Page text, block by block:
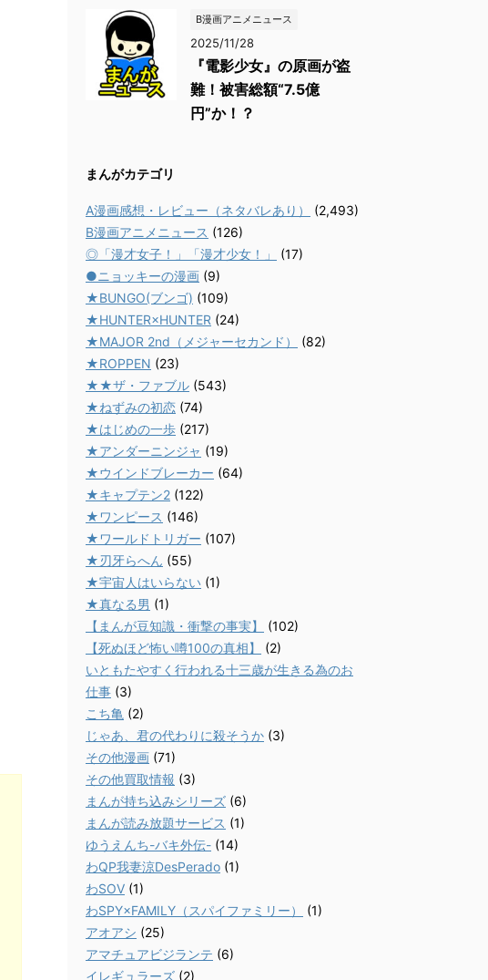
B漫画アニメニュース
2025/11/28
『電影少女』の原画が盗
難！被害総額“7.5億
円”か！？
まんがカテゴリ
A漫画感想・レビュー（ネタバレあり）
(2,493)
B漫画アニメニュース (126)
◎「漫才女子！」「漫才少女！」
(17)
●ニョッキーの漫画 (9)
★BUNGO(ブンゴ) (109)
★HUNTER×HUNTER (24)
★MAJOR 2nd（メジャーセカンド）
(82)
★ROPPEN (23)
★★ザ・ファブル (543)
★ねずみの初恋 (74)
★はじめの一歩 (217)
★アンダーニンジャ (19)
★ウインドブレーカー (64)
★キャプテン2 (122)
★ワンピース (146)
★ワールドトリガー (107)
★刃牙らへん (55)
★宇宙人はいらない (1)
★真なる男 (1)
【まんが豆知識・衝撃の事実】
(102)
【死ぬほど怖い噂100の真相】
(2)
いともたやすく行われる十三歳が生きる為のお
仕事 (3)
こち亀 (2)
じゃあ、君の代わりに殺そうか (3)
その他漫画 (71)
その他買取情報 (3)
まんが持ち込みシリーズ (6)
まんが読み放題サービス (1)
ゆうえんち-バキ外伝- (14)
わQP我妻涼DesPerado (1)
わSOV (1)
わSPY×FAMILY（スパイファミリー）
(1)
アオアシ (25)
アマチュアビジランテ (6)
イレギュラーズ (2)